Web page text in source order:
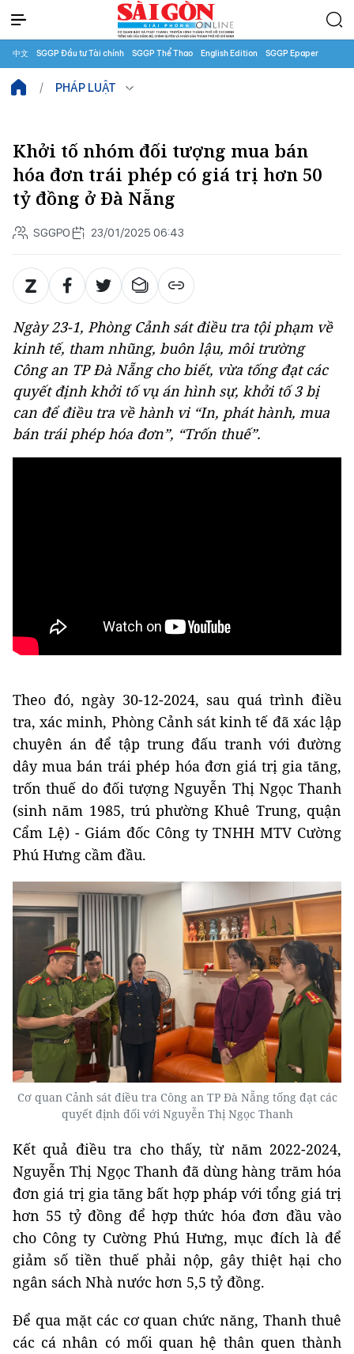
中文 SGGP Đầu tư Tài chính SGGP Thể Thao English Edition SGGP Epaper
PHÁP LUẬT
Khởi tố nhóm đối tượng mua bán
hóa đơn trái phép có giá trị hơn 50
tỷ đồng ở Đà Nẵng
SGGPO 23/01/2025 06:43
Ngày 23-1, Phòng Cảnh sát điều tra tội phạm về
kinh tế, tham nhũng, buôn lậu, môi trường
Công an TP Đà Nẵng cho biết, vừa tống đạt các
quyết định khởi tố vụ án hình sự, khởi tố 3 bị
can để điều tra về hành vi “In, phát hành, mua
bán trái phép hóa đơn”, “Trốn thuế”.
Theo đó, ngày 30-12-2024, sau quá trình điều
tra, xác minh, Phòng Cảnh sát kinh tế đã xác lập
chuyên án để tập trung đấu tranh với đường
dây mua bán trái phép hóa đơn giá trị gia tăng,
trốn thuế do đối tượng Nguyễn Thị Ngọc Thanh
(sinh năm 1985, trú phường Khuê Trung, quận
Cẩm Lệ) - Giám đốc Công ty TNHH MTV Cường
Phú Hưng cầm đầu.
Cơ quan Cảnh sát điều tra Công an TP Đà Nẵng tống đạt các
quyết định đối với Nguyễn Thị Ngọc Thanh
Kết quả điều tra cho thấy, từ năm 2022-2024,
Nguyễn Thị Ngọc Thanh đã dùng hàng trăm hóa
đơn giá trị gia tăng bất hợp pháp với tổng giá trị
hơn 55 tỷ đồng để hợp thức hóa đơn đầu vào
cho Công ty Cường Phú Hưng, mục đích là để
giảm số tiền thuế phải nộp, gây thiệt hại cho
ngân sách Nhà nước hơn 5,5 tỷ đồng.
Để qua mặt các cơ quan chức năng, Thanh thuê
các cá nhân có mối quan hệ thân quen thành